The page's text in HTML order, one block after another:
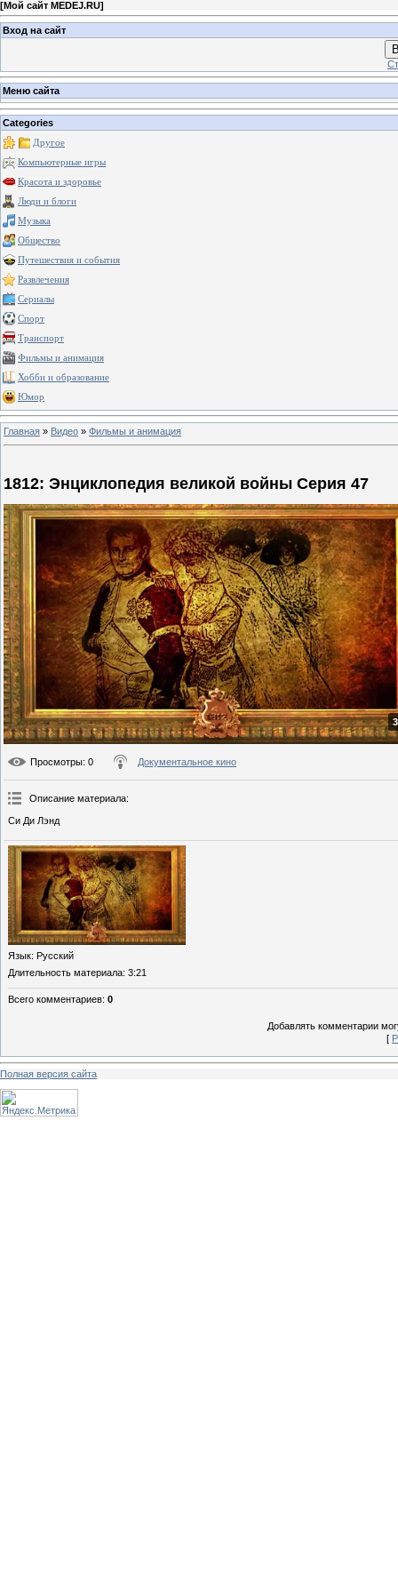
[Мой сайт MEDEJ.RU]
Вход на сайт
Меню сайта
Categories
Другое
Компьютерные игры
Красота и здоровье
Люди и блоги
Музыка
Общество
Путешествия и события
Развлечения
Сериалы
Спорт
Транспорт
Фильмы и анимация
Хобби и образование
Юмор
Главная » Видео » Фильмы и анимация
1812: Энциклопедия великой войны Серия 47
Просмотры: 0 Документальное кино
Описание материала:
Си Ди Лэнд
Язык: Русский
Длительность материала: 3:21
Всего комментариев: 0
Добавлять комментарии
[
Полная версия сайта